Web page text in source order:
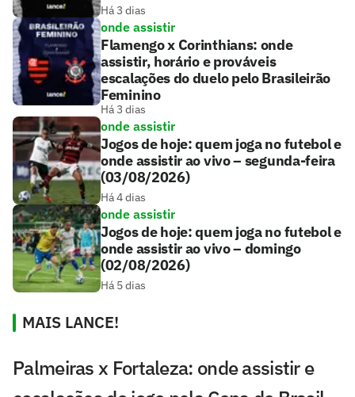
Há 3 dias
onde assistir
Flamengo x Corinthians: onde
assistir, horário e prováveis
escalações do duelo pelo Brasileirão
Feminino
Há 3 dias
onde assistir
Jogos de hoje: quem joga no futebol e
onde assistir ao vivo – segunda-feira
(03/08/2026)
Há 4 dias
onde assistir
Jogos de hoje: quem joga no futebol e
onde assistir ao vivo – domingo
(02/08/2026)
Há 5 dias
MAIS LANCE!
Palmeiras x Fortaleza: onde assistir e